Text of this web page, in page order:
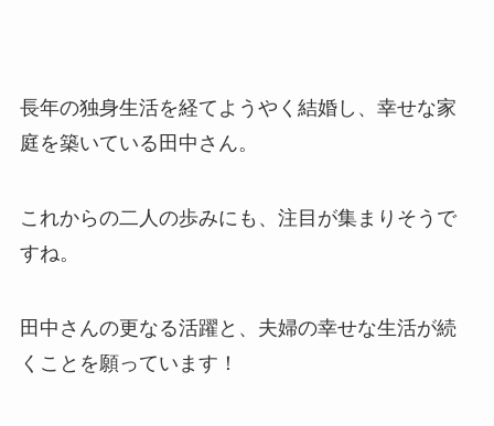
長年の独身生活を経てようやく結婚し、幸せな家
庭を築いている田中さん。
これからの二人の歩みにも、注目が集まりそうで
すね。
田中さんの更なる活躍と、夫婦の幸せな生活が続
くことを願っています！